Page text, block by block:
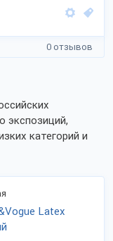
0 отзывов
экспозиций,
категорий и
Latex